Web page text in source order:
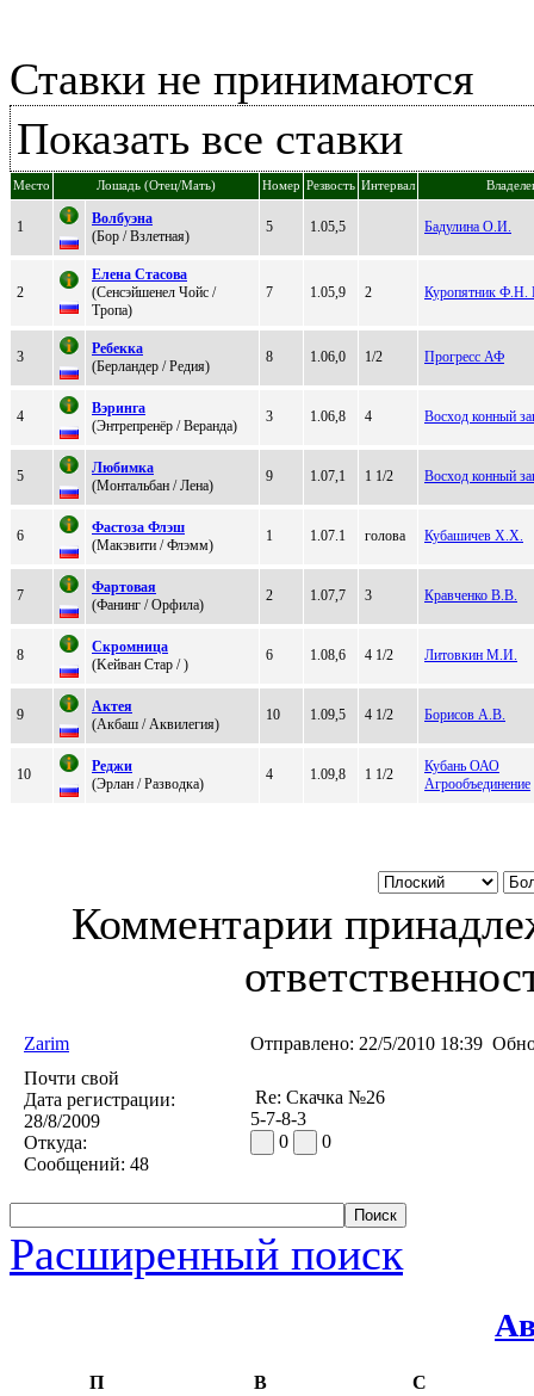
Ставки не принимаются
Показать все ставки
Место Лошадь (Отец/Мать) Номер Резвость Интервал
1
Boлбуэна
(Боp / Взлeтнaя)
5 1.05,5 Бадулина О.И.
2
Елeна Стаcoва
(Ceнсэйшeнeл Чoйс /
Тpoпа)
7 1.05,9 2 Куропятник
3
Pебекка
(Бepландep / Peдия)
8 1.06,0 1/2 Прогресс АФ
4
Bэрингa
(Энтpепpенёp / Веранда)
3 1.06,8 4 Восход конный
5
Любимка
(Mонтaльбaн / Лeнa)
9 1.07,1 1 1/2 Восход конный
6
Фaстoзa Флэш
(Мaкэвити / Флэмм)
1 1.07.1 голова Кубашичев Х.Х.
7
Фapтовaя
(Фaнинг / Оpфилa)
2 1.07,7 3 Кравченко В.В.
8
Скромница
(Keйван Стар / )
6 1.08,6 4 1/2 Литовкин М.И.
9
Актея
(Акбаш / Аквилегия)
10 1.09,5 4 1/2 Борисов А.В.
10
Pеджи
(Эpлaн / Рaзводкa)
4 1.09,8 1 1/2
Кубань ОАО
Агрообъединение
Комментарии
Zarim Отправлено: 22/5/2010 18:39
Почти свой
Дата регистрации:
28/8/2009
Откуда:
Сообщений: 48
Re: Скачка №26
5-7-8-3
0
0
Расширенный поиск
П В С